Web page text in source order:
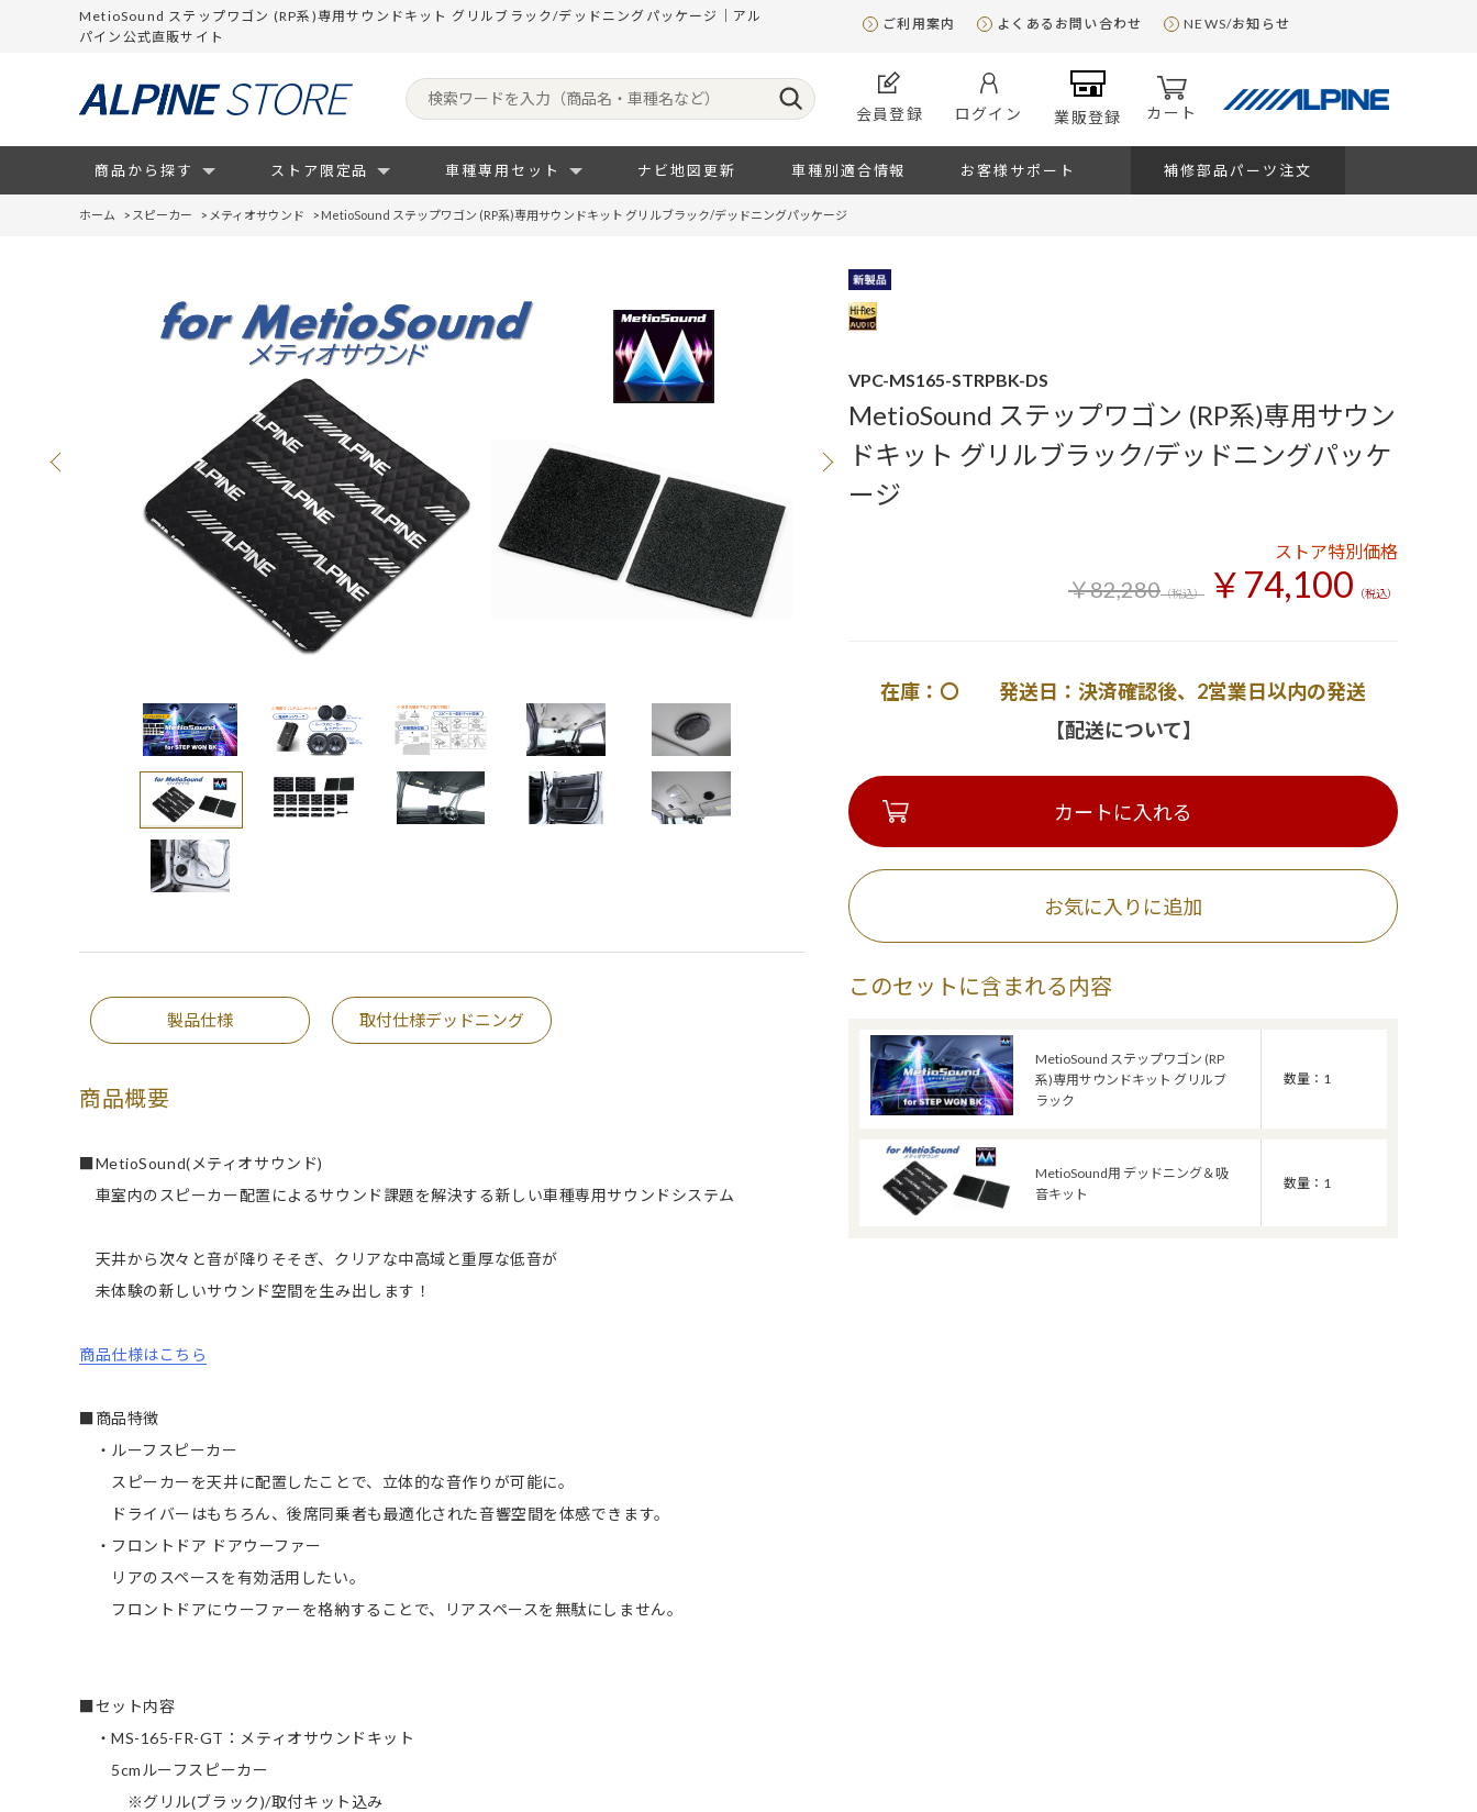
MetioSound ステップワゴン (RP系)専用サウンドキット グリルブラック/デッドニングパッケージ｜アル
パイン公式直販サイト
ご利用案内 よくあるお問い合わせ NEWS/お知らせ
会員登録 ログイン 業販登録 カート
商品から探す ストア限定品 車種専用セット ナビ地図更新 車種別適合情報 お客様サポート 補修部品パーツ注文
ホーム > スピーカー > メティオサウンド > MetioSound ステップワゴン (RP系)専用サウンドキット グリルブラック/デッドニングパッケージ
製品仕様 取付仕様デッドニング
商品概要
■MetioSound(メティオサウンド)
車室内のスピーカー配置によるサウンド課題を解決する新しい車種専用サウンドシステム
天井から次々と音が降りそそぎ、クリアな中高域と重厚な低音が
未体験の新しいサウンド空間を生み出します！
商品仕様はこちら
■商品特徴
・ルーフスピーカー
スピーカーを天井に配置したことで、立体的な音作りが可能に。
ドライバーはもちろん、後席同乗者も最適化された音響空間を体感できます。
・フロントドア ドアウーファー
リアのスペースを有効活用したい。
フロントドアにウーファーを格納することで、リアスペースを無駄にしません。
■セット内容
・MS-165-FR-GT：メティオサウンドキット
5cmルーフスピーカー
※グリル(ブラック)/取付キット込み
VPC-MS165-STRPBK-DS
MetioSound ステップワゴン (RP系)専用サウン
ドキット グリルブラック/デッドニングパッケ
ージ
ストア特別価格
￥82,280（税込） ￥74,100 （税込）
在庫：〇 発送日：決済確認後、2営業日以内の発送
【配送について】
カートに入れる
このセットに含まれる内容
MetioSound ステップワゴン (RP
系)専用サウンドキット グリルブ
ラック
数量：1
MetioSound用 デッドニング＆吸
音キット
数量：1
お気に入りに追加